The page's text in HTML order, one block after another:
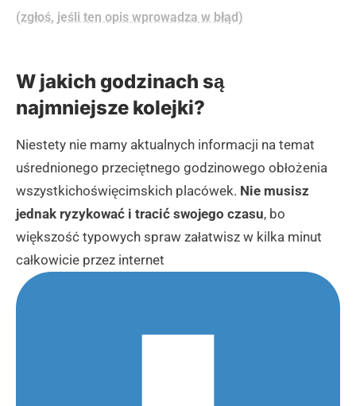
(zgłoś, jeśli ten opis wprowadza w błąd)
W jakich godzinach są
najmniejsze kolejki?
Niestety nie mamy aktualnych informacji na temat
uśrednionego przeciętnego godzinowego obłożenia
wszystkichoświęcimskich placówek. Nie musisz
jednak ryzykować i tracić swojego czasu, bo
większość typowych spraw załatwisz w kilka minut
całkowicie przez internet